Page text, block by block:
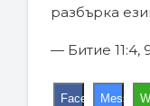
разбърка
— Битие 11:4,
Facebook